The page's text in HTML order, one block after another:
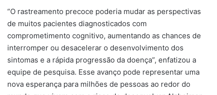
“O rastreamento precoce poderia mudar as perspectivas
de muitos pacientes diagnosticados com
comprometimento cognitivo, aumentando as chances de
interromper ou desacelerar o desenvolvimento dos
sintomas e a rápida progressão da doença”, enfatizou a
equipe de pesquisa. Esse avanço pode representar uma
nova esperança para milhões de pessoas ao redor do